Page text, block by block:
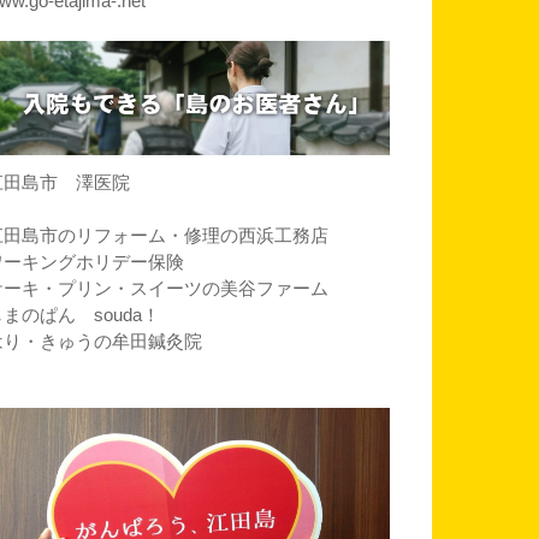
田島市 澤医院
田島市のリフォーム・修理の西浜工務店
ーキングホリデー保険
ーキ・プリン・スイーツの美谷ファーム
まのぱん souda！
り・きゅうの牟田鍼灸院